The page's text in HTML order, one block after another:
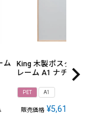
ム
King 木製ポスターフ
レーム A1 ナチュラ
PET A1
販売価格 ¥5,610